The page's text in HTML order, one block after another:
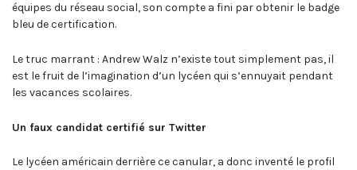
équipes du réseau social, son compte a fini par obtenir le badge
bleu de certification.
Le truc marrant : Andrew Walz n’existe tout simplement pas, il
est le fruit de l’imagination d’un lycéen qui s’ennuyait pendant
les vacances scolaires.
Un faux candidat certifié sur Twitter
Le lycéen américain derrière ce canular, a donc inventé le profil